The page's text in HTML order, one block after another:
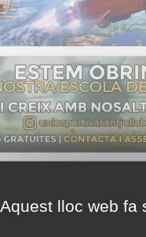
Aquest lloc web fa